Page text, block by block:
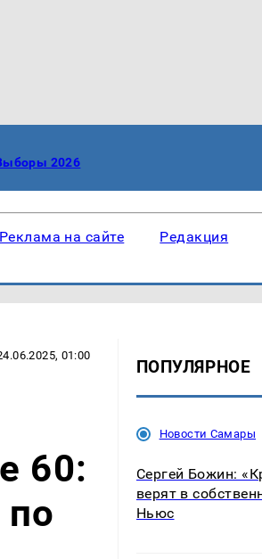
2026
Реклама на сайте Редакция
01:00
60:
по
ПОПУЛЯРНОЕ
Новости Самары
Сергей Божин:
верят в
Ньюс